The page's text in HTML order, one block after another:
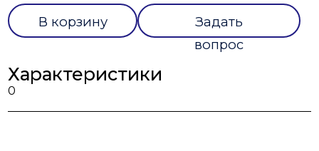
В корзину
Задать
вопрос
Характеристики
0